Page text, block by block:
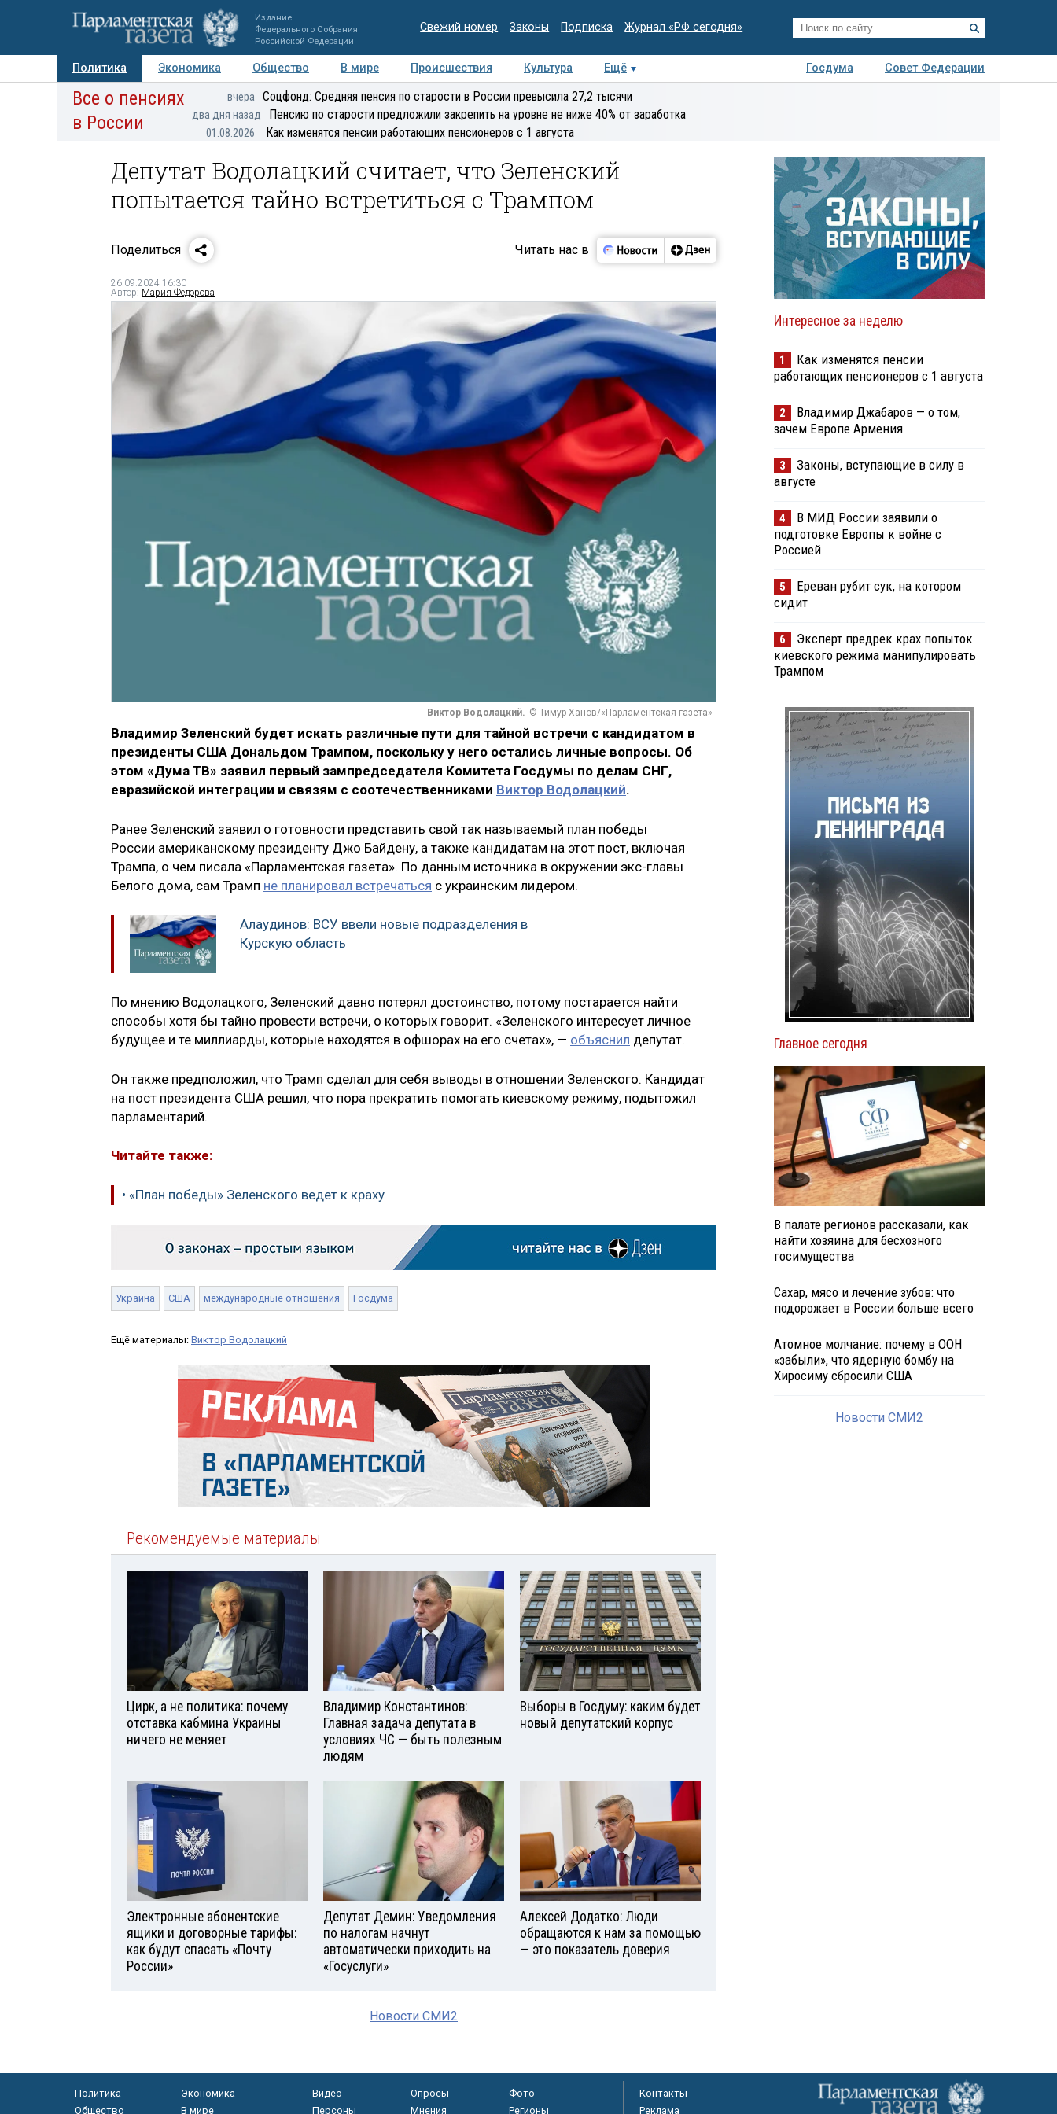
Издание
Федерального Собрания
Российской Федерации
Свежий номер Законы Подписка Журнал «РФ сегодня»
Политика Экономика Общество В мире Происшествия Культура Ещё Госдума
Совет Федерации
Авторы Персоны Мнения Регионы Медиацентр Интервью Колумнисты
экспертиза
Все о пенсиях
в России
вчера Соцфонд: Средняя пенсия по старости в России превысила 27,2 тысячи
два дня назад Пенсию по старости предложили закрепить на уровне не ниже 40% от заработка
01.08.2026 Как изменятся пенсии работающих пенсионеров с 1 августа
Депутат Водолацкий считает, что Зеленский
попытается тайно встретиться с Трампом
Поделиться Читать нас в
26.09.2024 16:30
Автор: Мария Федорова
Виктор Водолацкий. © Тимур Ханов/«Парламентская газета»
Владимир Зеленский будет искать различные пути для тайной встречи с кандидатом в
президенты США Дональдом Трампом, поскольку у него остались личные вопросы. Об
этом «Дума ТВ» заявил первый зампредседателя Комитета Госдумы по делам СНГ,
евразийской интеграции и связям с соотечественниками Виктор Водолацкий.
Ранее Зеленский заявил о готовности представить свой так называемый план победы
России американскому президенту Джо Байдену, а также кандидатам на этот пост, включая
Трампа, о чем писала «Парламентская газета». По данным источника в окружении экс-главы
Белого дома, сам Трамп не планировал встречаться с украинским лидером.
Алаудинов: ВСУ ввели новые подразделения в
Курскую область
По мнению Водолацкого, Зеленский давно потерял достоинство, потому постарается найти
способы хотя бы тайно провести встречи, о которых говорит. «Зеленского интересует личное
будущее и те миллиарды, которые находятся в офшорах на его счетах», — объяснил депутат.
Он также предположил, что Трамп сделал для себя выводы в отношении Зеленского. Кандидат
на пост президента США решил, что пора прекратить помогать киевскому режиму, подытожил
парламентарий.
Читайте также:
• «План победы» Зеленского ведет к краху
Украина США международные отношения Госдума
Ещё материалы: Виктор Водолацкий
Рекомендуемые материалы
Цирк, а не политика: почему
отставка кабмина Украины
ничего не меняет
Владимир Константинов:
Главная задача депутата в
условиях ЧС — быть полезным
людям
Выборы в Госдуму: каким будет
новый депутатский корпус
Электронные абонентские
ящики и договорные тарифы:
как будут спасать «Почту
России»
Депутат Демин: Уведомления
по налогам начнут
автоматически приходить на
«Госуслуги»
Алексей Додатко: Люди
обращаются к нам за помощью
— это показатель доверия
Новости СМИ2
Интересное за неделю
1
Как изменятся пенсии
работающих пенсионеров с 1 августа
2
Владимир Джабаров — о том,
зачем Европе Армения
3
Законы, вступающие в силу в
августе
4
В МИД России заявили о
подготовке Европы к войне с
Россией
5
Ереван рубит сук, на котором
сидит
6
Эксперт предрек крах попыток
киевского режима манипулировать
Трампом
Главное сегодня
В палате регионов рассказали, как
найти хозяина для бесхозного
госимущества
Сахар, мясо и лечение зубов: что
подорожает в России больше всего
Атомное молчание: почему в ООН
«забыли», что ядерную бомбу на
Хиросиму сбросили США
Новости СМИ2
Политика
Экономика
Общество
В мире
Видео Опросы
Фото
Персоны
Мнения Регионы
Контакты
Реклама